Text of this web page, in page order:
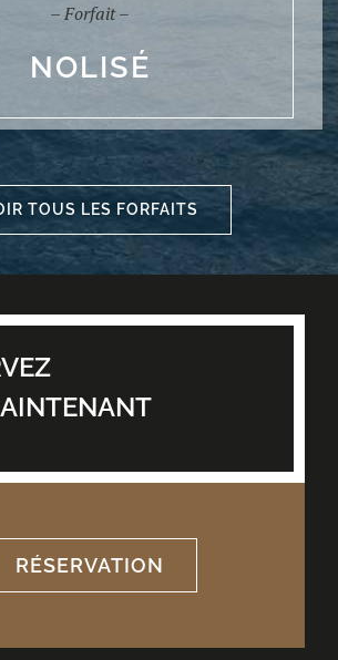
– Forfait –
NOLISÉ
TOUS LES FORFAITS
RÉSERVATION